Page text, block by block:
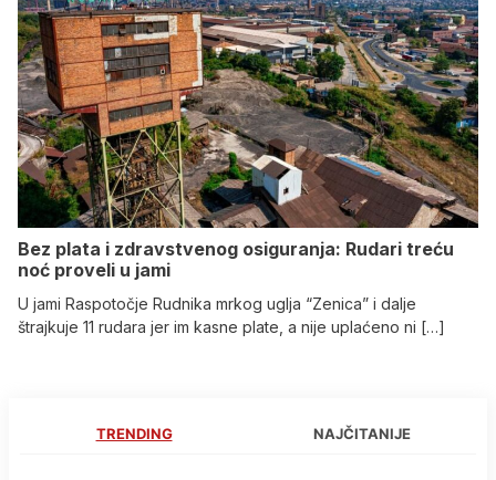
Bez plata i zdravstvenog osiguranja: Rudari treću
noć proveli u jami
U jami Raspotočje Rudnika mrkog uglja “Zenica” i dalje
štrajkuje 11 rudara jer im kasne plate, a nije uplaćeno ni […]
TRENDING NAJČITANIJE